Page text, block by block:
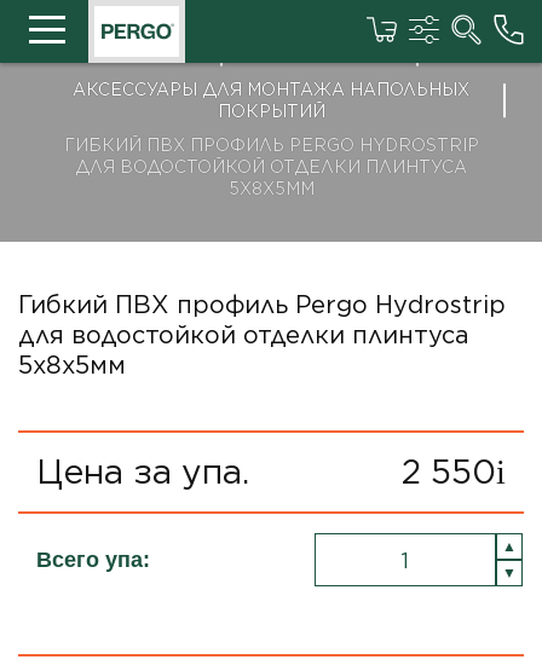
ГЛАВНАЯ
АКСЕССУАРЫ ДЛЯ МОНТАЖА НАПОЛЬНЫХ
ПОКРЫТИЙ
ГИБКИЙ ПВХ ПРОФИЛЬ PERGO HYDROSTRIP
ДЛЯ ВОДОСТОЙКОЙ ОТДЕЛКИ ПЛИНТУСА
5Х8Х5ММ
Гибкий ПВХ профиль Pergo Hydrostrip
для водостойкой отделки плинтуса
5х8х5мм
Цена за упа. 2 550i
Всего упа: